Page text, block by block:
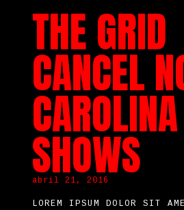
THE GRID
CANCEL
CAROLINA
SHOWS
abril 21, 2016
LOREM IPSUM DOLOR SIT